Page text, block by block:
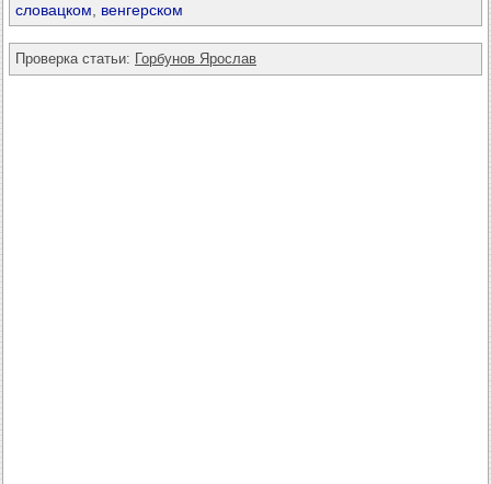
словацком
венгерском
Проверка статьи: Горбунов Ярослав